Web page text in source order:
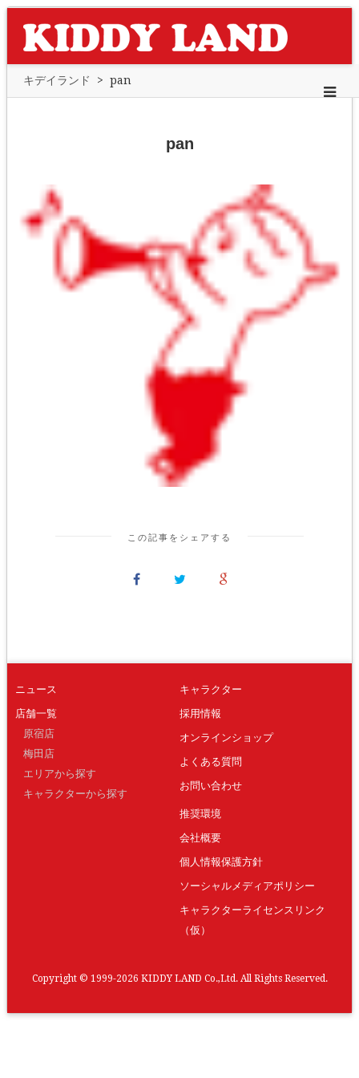
キデイランド > pan
pan
この記事をシェアする
ニュース
店舗一覧
原宿店
梅田店
エリアから探す
キャラクターから探す
キャラクター
採用情報
オンラインショップ
よくある質問
お問い合わせ
推奨環境
会社概要
個人情報保護方針
ソーシャルメディアポリシー
キャラクターライセンスリンク
（仮）
Copyright © 1999-2026 KIDDY LAND Co.,Ltd. All Rights Reserved.